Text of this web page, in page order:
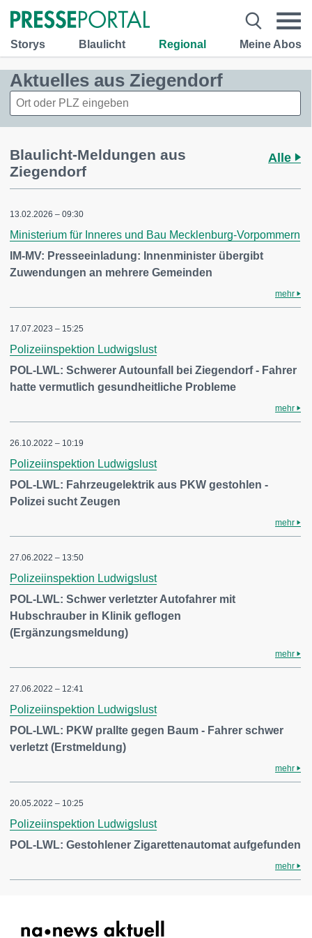
Storys Blaulicht Regional Meine Abos
Aktuelles aus Ziegendorf
Blaulicht-Meldungen aus
Ziegendorf
Alle
13.02.2026 – 09:30
Ministerium für Inneres und Bau Mecklenburg-Vorpommern
IM-MV: Presseeinladung: Innenminister übergibt
Zuwendungen an mehrere Gemeinden
mehr
17.07.2023 – 15:25
Polizeiinspektion Ludwigslust
POL-LWL: Schwerer Autounfall bei Ziegendorf - Fahrer
hatte vermutlich gesundheitliche Probleme
mehr
26.10.2022 – 10:19
Polizeiinspektion Ludwigslust
POL-LWL: Fahrzeugelektrik aus PKW gestohlen -
Polizei sucht Zeugen
mehr
27.06.2022 – 13:50
Polizeiinspektion Ludwigslust
POL-LWL: Schwer verletzter Autofahrer mit
Hubschrauber in Klinik geflogen
(Ergänzungsmeldung)
mehr
27.06.2022 – 12:41
Polizeiinspektion Ludwigslust
POL-LWL: PKW prallte gegen Baum - Fahrer schwer
verletzt (Erstmeldung)
mehr
20.05.2022 – 10:25
Polizeiinspektion Ludwigslust
POL-LWL: Gestohlener Zigarettenautomat aufgefunden
mehr